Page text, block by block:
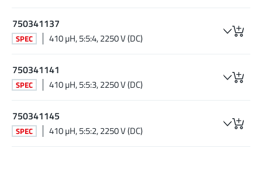
750341137
SPEC 410 µH, 5:5:4, 2250 V (DC)
750341141
SPEC 410 µH, 5:5:3, 2250 V (DC)
750341145
SPEC 410 µH, 5:5:2, 2250 V (DC)